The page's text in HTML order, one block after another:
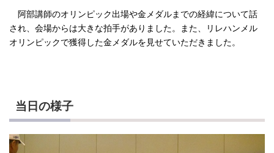
阿部講師のオリンピック出場や金メダルまでの経緯について話
され、会場からは大きな拍手がありました。また、リレハンメル
オリンピックで獲得した金メダルを見せていただきました。
当日の様子